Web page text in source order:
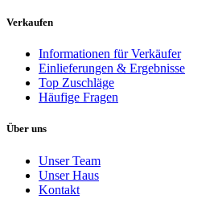
Verkaufen
Informationen für Verkäufer
Einlieferungen & Ergebnisse
Top Zuschläge
Häufige Fragen
Über uns
Unser Team
Unser Haus
Kontakt